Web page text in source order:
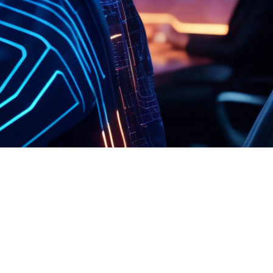
Wirtschaftspolitische Agenda
FAQ Zertifizierung